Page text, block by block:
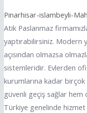
Pinarhisar-islambeyli-
Atik Paslanmaz
yaptırabilirsiniz. Modern
açısından olmazsa
sistemleridir. Evlerden
kurumlarına kadar
güvenli geçiş sağlar hem
Türkiye genelinde hizmet